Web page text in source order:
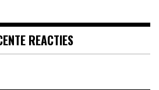
REACTIES